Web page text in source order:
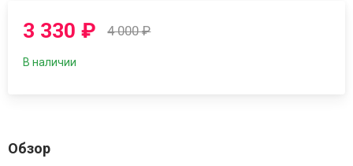
3 330₽ 4 000₽
В наличии
Обзор